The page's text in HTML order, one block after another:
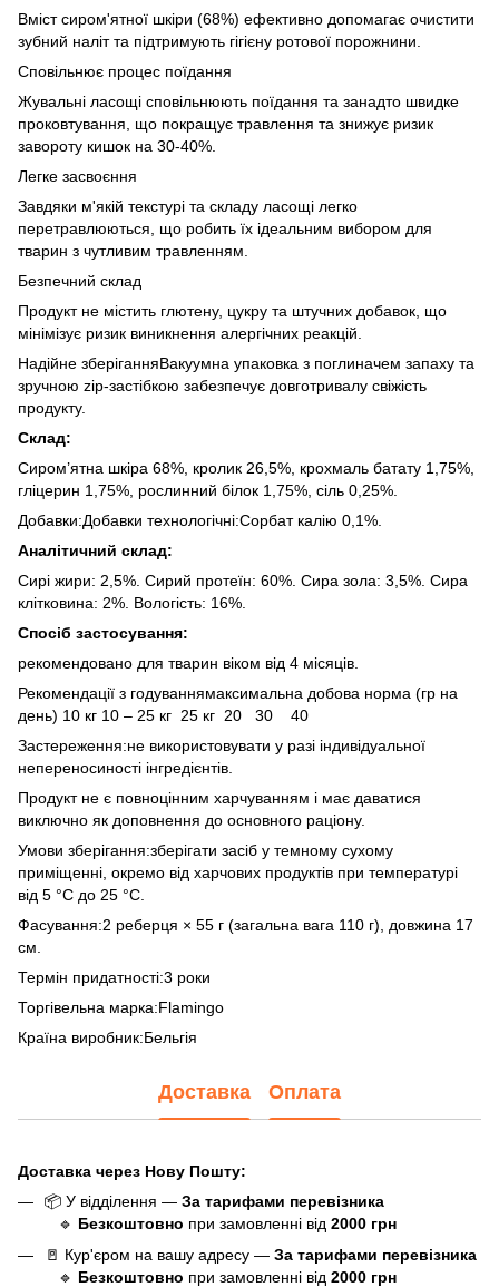
Вміст сиром'ятної шкіри (68%) ефективно допомагає очистити
зубний наліт та підтримують гігієну ротової порожнини.
Сповільнює процес поїдання
Жувальні ласощі сповільнюють поїдання та занадто швидке
проковтування, що покращує травлення та знижує ризик
завороту кишок на 30-40%.
Легке засвоєння
Завдяки м'якій текстурі та складу ласощі легко
перетравлюються, що робить їх ідеальним вибором для
тварин з чутливим травленням.
Безпечний склад
Продукт не містить глютену, цукру та штучних добавок, що
мінімізує ризик виникнення алергічних реакцій.
Надійне зберіганняВакуумна упаковка з поглиначем запаху та
зручною zip-застібкою забезпечує довготривалу свіжість
продукту.
Склад:
Сиром’ятна шкіра 68%, кролик 26,5%, крохмаль батату 1,75%,
гліцерин 1,75%, рослинний білок 1,75%, сіль 0,25%.
Добавки:Добавки технологічні:Сорбат калію 0,1%.
Аналітичний склад:
Сирі жири: 2,5%. Сирий протеїн: 60%. Сира зола: 3,5%. Сира
клітковина: 2%. Вологість: 16%.
Спосіб застосування:
рекомендовано для тварин віком від 4 місяців.
Рекомендації з годуваннямаксимальна добова норма (гр на
день) 10 кг 10 – 25 кг 25 кг 20 30 40
Застереження:не використовувати у разі індивідуальної
непереносиності інгредієнтів.
Продукт не є повноцінним харчуванням і має даватися
виключно як доповнення до основного раціону.
Умови зберігання:зберігати засіб у темному сухому
приміщенні, окремо від харчових продуктів при температурі
від 5 °С до 25 °С.
Фасування:2 реберця × 55 г (загальна вага 110 г), довжина 17
см.
Термін придатності:3 роки
Торгівельна марка:Flamingo
Країна виробник:Бельгія
Доставка Оплата
Доставка через Нову Пошту:
📦 У відділення — За тарифами перевізника
🔹 Безкоштовно при замовленні від 2000 грн
🚪 Кур'єром на вашу адресу — За тарифами перевізника
🔹 Безкоштовно при замовленні від 2000 грн